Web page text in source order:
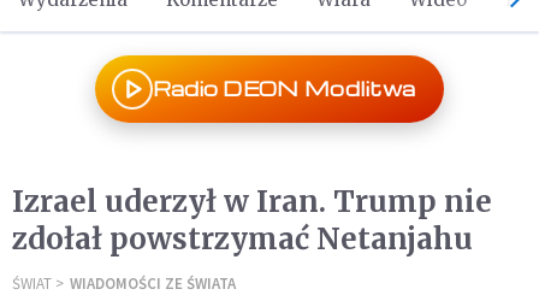
Radio DEON Modlitwa
Izrael uderzył w Iran. Trump nie
zdołał powstrzymać Netanjahu
ŚWIAT WIADOMOŚCI ZE ŚWIATA